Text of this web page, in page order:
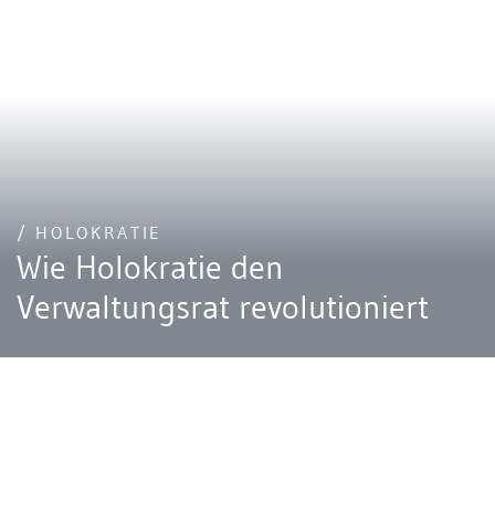
/ HOLOKRATIE
Wie Holokratie den
Verwaltungsrat revolutioniert